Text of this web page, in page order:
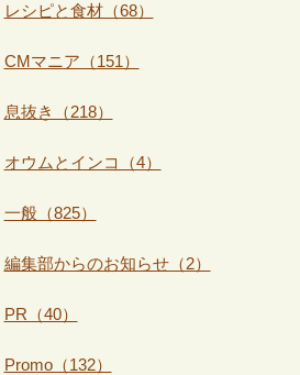
レシピと食材（68）
CMマニア（151）
息抜き（218）
オウムとインコ（4）
一般（825）
編集部からのお知らせ（2）
PR（40）
Promo（132）